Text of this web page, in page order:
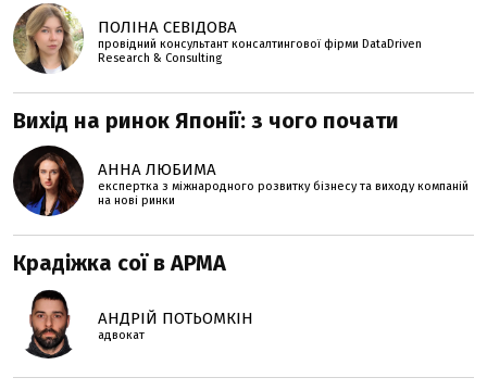
ПОЛІНА СЕВІДОВА
провідний консультант консалтингової фірми DataDriven
Research & Consulting
Вихід на ринок Японії: з чого почати
АННА ЛЮБИМА
експертка з міжнародного розвитку бізнесу та виходу компаній
на нові ринки
Крадіжка сої в АРМА
АНДРІЙ ПОТЬОМКІН
адвокат